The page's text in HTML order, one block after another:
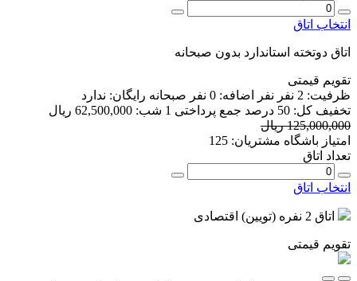
انتخاب اتاق
اتاق دوتخته استاندارد بدون صبحانه
تقویم قیمتی
ظرفیت: 2 نفر نفر اضافه: 0 نفر صبحانه رایگان: ندارد
تخفیف کل: 50 درصد جمع پرداختی 1 شب:
62,500,000 ریال
125,000,000 ریال
امتیاز باشگاه مشتریان: 125
تعداد اتاق
انتخاب اتاق
اتاق 2 نفره (تویین) اقتصادی
تقویم قیمتی